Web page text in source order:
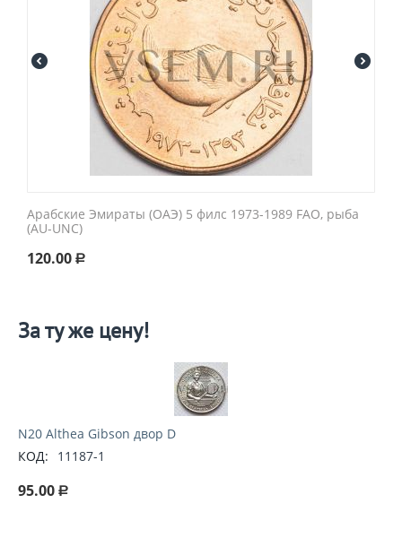
Арабские Эмираты (ОАЭ) 5 филс 1973-1989 FAO, рыба
(AU-UNC)
120.00 Р
За ту же цену!
N20 Althea Gibson двор D
КОД:
11187-1
95.00 Р